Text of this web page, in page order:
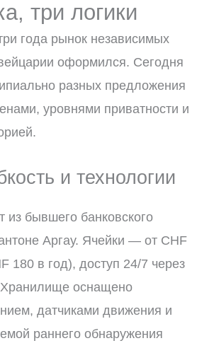
три логики
года рынок независимых
оформился. Сегодня
разных предложения
уровнями приватности и
и технологии
из бывшего банковского
Аргау. Ячейки — от CHF
180 в год), доступ 24/7 через
оснащено
датчиками движения и
раннего обнаружения